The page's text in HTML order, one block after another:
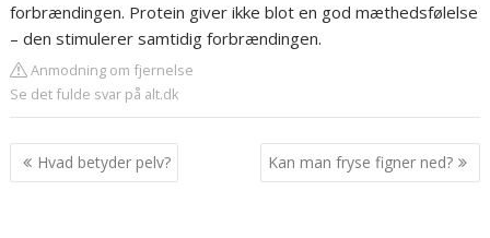
forbrændingen. Protein giver ikke blot en god mæthedsfølelse
– den stimulerer samtidig forbrændingen.
Anmodning om fjernelse
Se det fulde svar på alt.dk
Indlægsnavigation
Hvad betyder pelv? Kan man fryse figner ned?